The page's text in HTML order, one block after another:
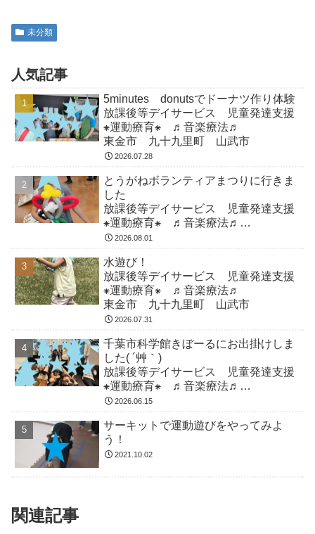
未分類
人気記事
5minutes donutsでドーナツ作り体験
放課後等デイサービス 児童発達支援
⁕運動療育⁕ ♬音楽療法♬
東金市 九十九里町 山武市
2026.07.28
とうがねボランティアまつりに行きま
した
放課後等デイサービス 児童発達支援
⁕運動療育⁕ ♬音楽療法♬
東金市 九十九里町 山武市
2026.08.01
水遊び！
放課後等デイサービス 児童発達支援
⁕運動療育⁕ ♬音楽療法♬
東金市 九十九里町 山武市
2026.07.31
千葉市科学館きぼーるにお出掛けしま
した( ´艸｀)
放課後等デイサービス 児童発達支援
⁕運動療育⁕ ♬音楽療法♬
東金市 九十九里町 山武市
2026.06.15
サーキットで運動遊びをやってみよ
う！
2021.10.02
関連記事